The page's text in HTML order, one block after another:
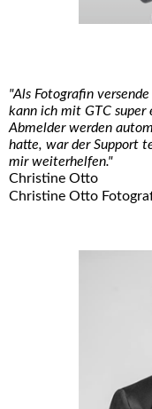
"Als Fotografin
kann ich mit GTC super
Abmelder werden
hatte, war der Support
mir weiterhelfen."
Christine Otto
Christine Otto